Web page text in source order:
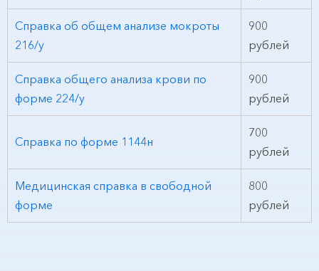
Справка об общем анализе мокроты
216/у
900
рублей
Справка общего анализа крови по
форме 224/у
900
рублей
Справка по форме 1144н
700
рублей
Медицинская справка в свободной
форме
800
рублей